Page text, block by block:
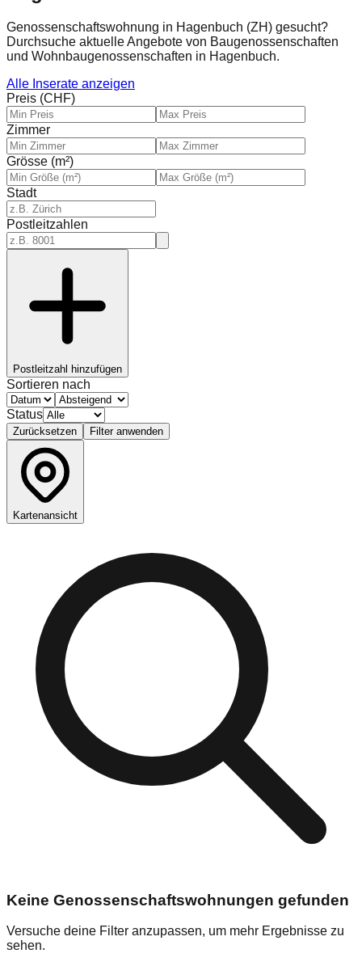
Genossenschaftswohnung in Hagenbuch (ZH) gesucht?
Durchsuche aktuelle Angebote von Baugenossenschaften
und Wohnbaugenossenschaften in Hagenbuch.
Alle Inserate anzeigen
Preis (CHF)
Zimmer
Grösse (m²)
Stadt
Postleitzahlen
Postleitzahl hinzufügen
Sortieren nach
Status
Zurücksetzen Filter anwenden
Kartenansicht
Keine Genossenschaftswohnungen gefunden
Versuche deine Filter anzupassen, um mehr Ergebnisse zu
sehen.